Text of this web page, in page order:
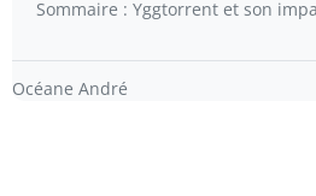
Sommaire : Yggtorrent et son
Océane André